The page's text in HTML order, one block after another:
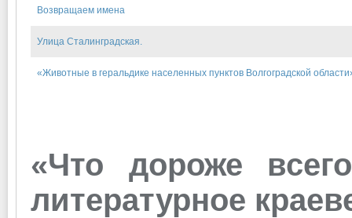
Возвращаем имена
Улица Сталинградская.
«Животные в геральдике населенных пунктов Волгоградской
«Что дороже
литературное